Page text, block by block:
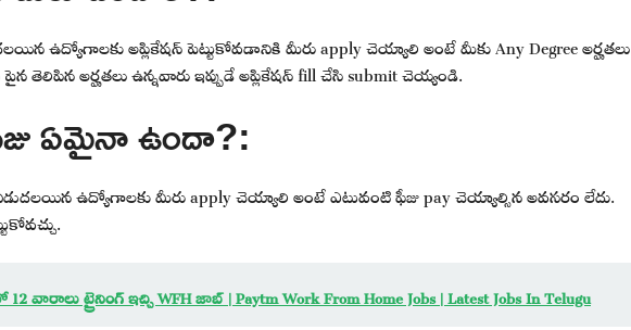
ఉద్యోగాలకు అప్లికేషన్ పెట్టుకోవడానికి మీరు apply చెయ్యాలి అంటే మీకు Any Degree అర్హతలు
తెలిపిన అర్హతలు ఉన్నవారు ఇప్పుడే అప్లికేషన్ fill చేసి submit చెయ్యండి.
ఏమైనా ఉందా?:
ఉద్యోగాలకు మీరు apply చెయ్యాలి అంటే ఎటువంటి ఫీజు pay చెయ్యాల్సిన అవసరం లేదు.
వారాలు ట్రైనింగ్ ఇచ్చి WFH జాబ్ | Paytm Work From Home Jobs | Latest Jobs In Telugu